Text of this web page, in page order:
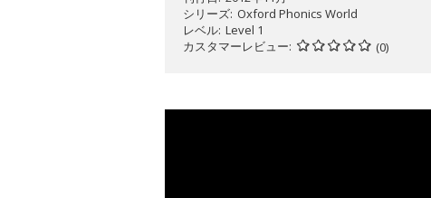
シリーズ Oxford Phonics World
レベル Level 1
カスタマーレビュー
(0)